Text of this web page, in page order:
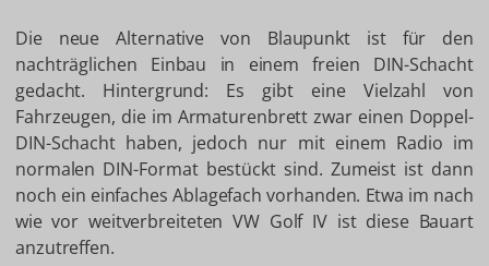
Die neue Alternative von Blaupunkt ist für den
nachträglichen Einbau in einem freien DIN-Schacht
gedacht. Hintergrund: Es gibt eine Vielzahl von
Fahrzeugen, die im Armaturenbrett zwar einen Doppel-
DIN-Schacht haben, jedoch nur mit einem Radio im
normalen DIN-Format bestückt sind. Zumeist ist dann
noch ein einfaches Ablagefach vorhanden. Etwa im nach
wie vor weitverbreiteten VW Golf IV ist diese Bauart
anzutreffen.